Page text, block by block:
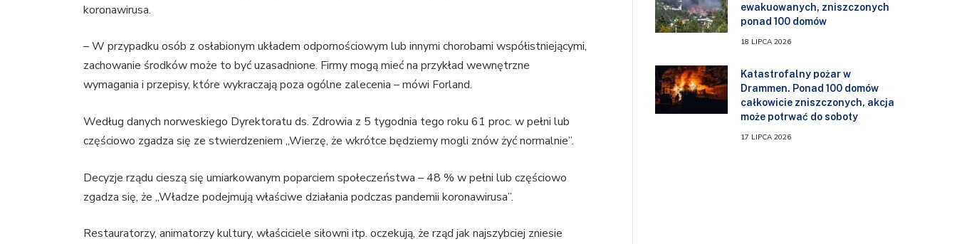
koronawirusa.
– W przypadku osób z osłabionym układem odpornościowym lub innymi chorobami współistniejącymi,
zachowanie środków może to być uzasadnione. Firmy mogą mieć na przykład wewnętrzne
wymagania i przepisy, które wykraczają poza ogólne zalecenia – mówi Forland.
Według danych norweskiego Dyrektoratu ds. Zdrowia z 5 tygodnia tego roku 61 proc. ​​w pełni lub
częściowo zgadza się ze stwierdzeniem „Wierzę, że wkrótce będziemy mogli znów żyć normalnie”.
Decyzje rządu cieszą się umiarkowanym poparciem społeczeństwa – 48 % w pełni lub częściowo
zgadza się, że „Władze podejmują właściwe działania podczas pandemii koronawirusa”.
Restauratorzy, animatorzy kultury, właściciele siłowni itp. oczekują, że rząd jak najszybciej zniesie
ewakuowanych, zniszczonych
ponad 100 domów
18 LIPCA 2026
Katastrofalny pożar w
Drammen. Ponad 100 domów
całkowicie zniszczonych, akcja
może potrwać do soboty
17 LIPCA 2026